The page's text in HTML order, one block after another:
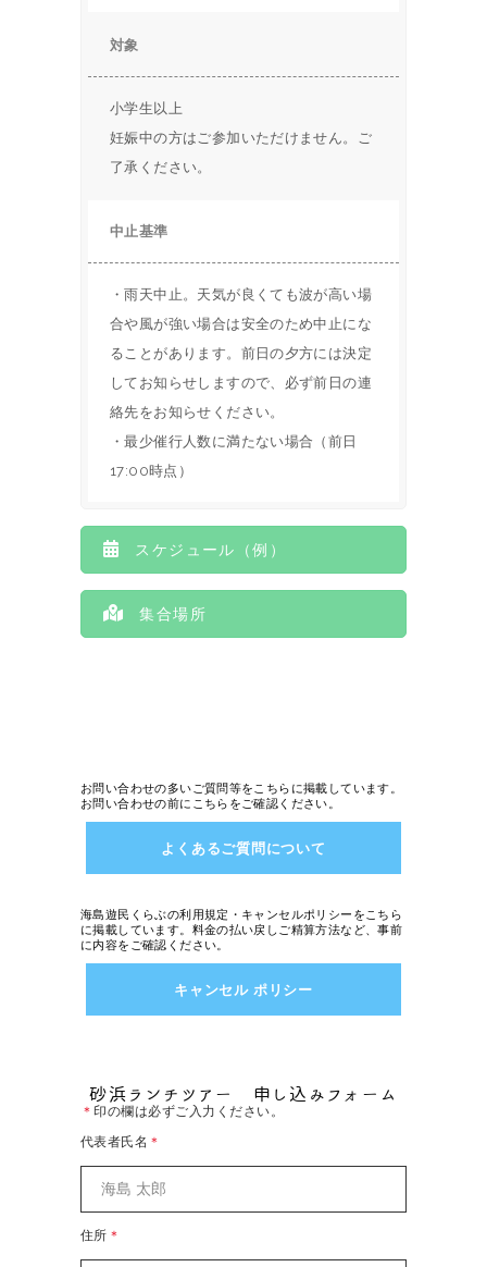
対象
小学生以上
妊娠中の方はご参加いただけません。ご
了承ください。
中止基準
・雨天中止。天気が良くても波が高い場
合や風が強い場合は安全のため中止にな
ることがあります。前日の夕方には決定
してお知らせしますので、必ず前日の連
絡先をお知らせください。
・最少催行人数に満たない場合（前日
17:00時点）
スケジュール（例）
集合場所
お問い合わせの多いご質問等をこちらに掲載しています。
お問い合わせの前にこちらをご確認ください。
よくあるご質問について
海島遊民くらぶの利用規定・キャンセルポリシーをこちら
に掲載しています。料金の払い戻しご精算方法など、事前
に内容をご確認ください。
キャンセル ポリシー
砂浜ランチツアー 申し込みフォーム
＊印の欄は必ずご入力ください。
代表者氏名 ＊
住所 ＊